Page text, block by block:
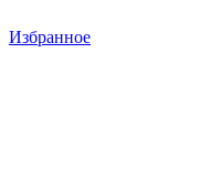
Избранное